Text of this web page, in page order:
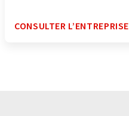
CONSULTER L’ENTREPRISE